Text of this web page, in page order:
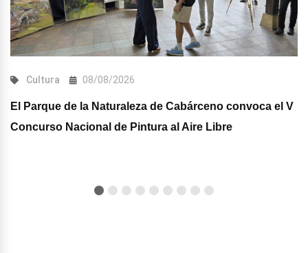
Cultura 08/08/2026
El Parque de la Naturaleza de Cabárceno convoca el V
Concurso Nacional de Pintura al Aire Libre